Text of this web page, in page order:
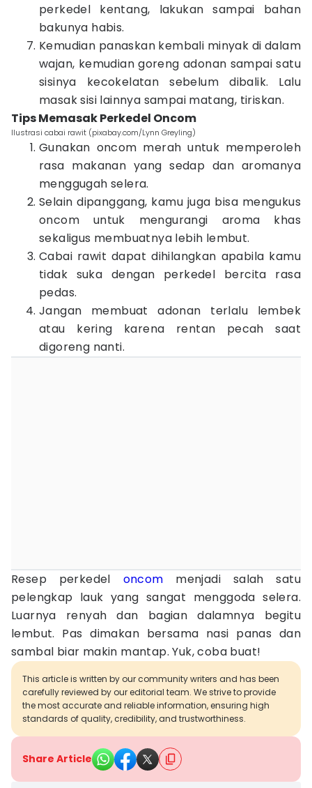
perkedel kentang, lakukan sampai bahan
bakunya habis.
Kemudian panaskan kembali minyak di dalam
wajan, kemudian goreng adonan sampai satu
sisinya kecokelatan sebelum dibalik. Lalu
masak sisi lainnya sampai matang, tiriskan.
Tips Memasak Perkedel Oncom
Ilustrasi cabai rawit (pixabay.com/Lynn Greyling)
Gunakan oncom merah untuk memperoleh
rasa makanan yang sedap dan aromanya
menggugah selera.
Selain dipanggang, kamu juga bisa mengukus
oncom untuk mengurangi aroma khas
sekaligus membuatnya lebih lembut.
Cabai rawit dapat dihilangkan apabila kamu
tidak suka dengan perkedel bercita rasa
pedas.
Jangan membuat adonan terlalu lembek
atau kering karena rentan pecah saat
digoreng nanti.
Resep perkedel oncom menjadi salah satu
pelengkap lauk yang sangat menggoda selera.
Luarnya renyah dan bagian dalamnya begitu
lembut. Pas dimakan bersama nasi panas dan
sambal biar makin mantap. Yuk, coba buat!
This article is written by our community writers and has been
carefully reviewed by our editorial team. We strive to provide
the most accurate and reliable information, ensuring high
standards of quality, credibility, and trustworthiness.
Share Article